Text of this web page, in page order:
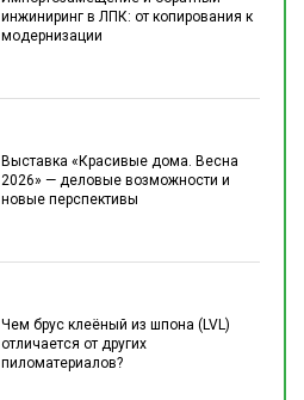
инжиниринг в ЛПК: от копирования к
модернизации
Выставка «Красивые дома. Весна
2026» — деловые возможности и
новые перспективы
Чем брус клеёный из шпона (LVL)
отличается от других
пиломатериалов?